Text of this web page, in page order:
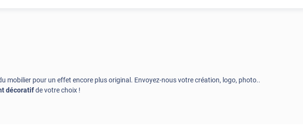
mobilier pour un effet encore plus original. Envoyez-nous votre création, logo, photo..
décoratifde votre choix !